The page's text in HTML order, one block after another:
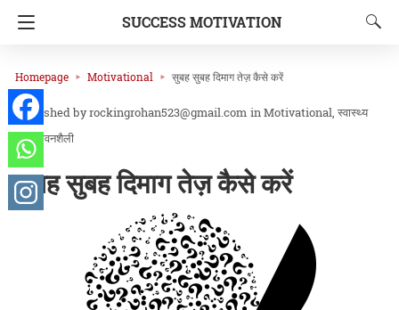
SUCCESS MOTIVATION
Homepage Motivational सुबह सुबह दिमाग तेज़ कैसे करें
rockingrohan523@gmail.com inMotivational स्वास्थ्य
और जीवनशैली
सुबह सुबह दिमाग तेज़ कैसे करें